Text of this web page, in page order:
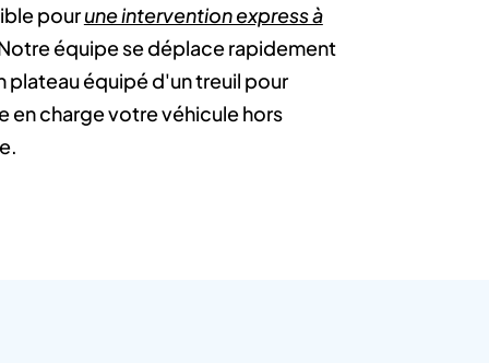
pourune intervention express à
équipe se déplace rapidement
plateau équipé d'un treuil pour
en charge votre véhicule hors